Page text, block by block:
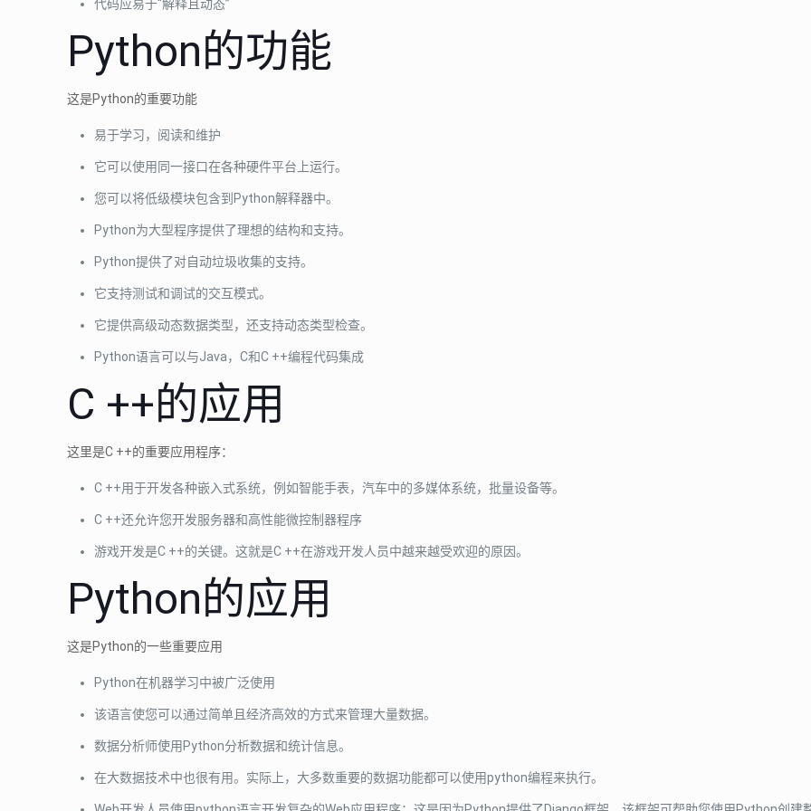
代码应易于“解释且动态”
Python的功能
这是Python的重要功能
易于学习，阅读和维护
它可以使用同一接口在各种硬件平台上运行。
您可以将低级模块包含到Python解释器中。
Python为大型程序提供了理想的结构和支持。
Python提供了对自动垃圾收集的支持。
它支持测试和调试的交互模式。
它提供高级动态数据类型，还支持动态类型检查。
Python语言可以与Java，C和C ++编程代码集成
C ++的应用
这里是C ++的重要应用程序：
C ++用于开发各种嵌入式系统，例如智能手表，汽车中的多媒体系统，批量设备等。
C ++还允许您开发服务器和高性能微控制器程序
游戏开发是C ++的关键。这就是C ++在游戏开发人员中越来越受欢迎的原因。
Python的应用
这是Python的一些重要应用
Python在机器学习中被广泛使用
该语言使您可以通过简单且经济高效的方式来管理大量数据。
数据分析师使用Python分析数据和统计信息。
在大数据技术中也很有用。实际上，大多数重要的数据功能都可以使用python编程来执行。